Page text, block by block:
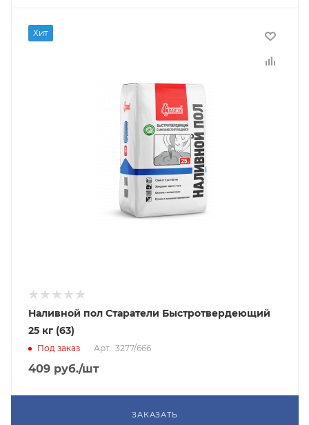
Хит
Наливной пол Старатели Быстротвердеющий
25 кг (63)
Под заказ Арт.: 3277/666
409 руб./шт
ЗАКАЗАТЬ